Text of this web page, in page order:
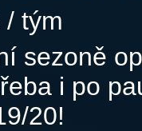
tým
sezoně
i po
20!